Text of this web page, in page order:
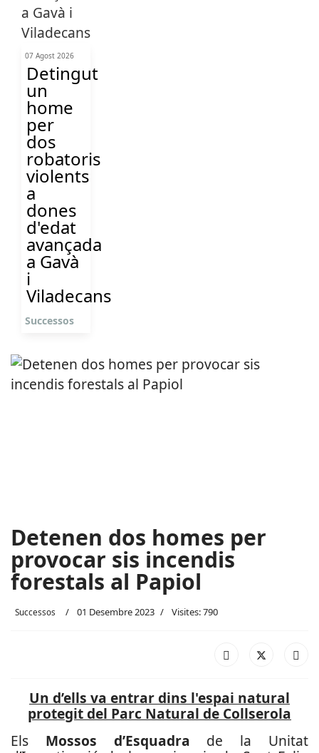
07 Agost 2026
Detingut
un
home
per
dos
robatoris
violents
a
dones
d'edat
avançada
a Gavà
i
Viladecans
Successos
Detenen dos homes per
provocar sis incendis
forestals al Papiol
Successos 01 Desembre 2023 Visites: 790
Un d’ells va entrar dins l'espai natural
protegit del Parc Natural de Collserola
Els Mossos d’Esquadra de la Unitat